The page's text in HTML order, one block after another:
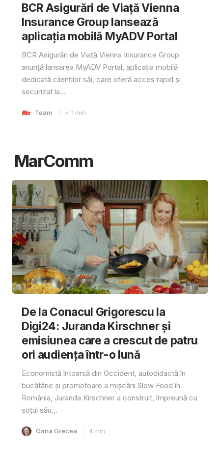
BCR Asigurări de Viață Vienna
Insurance Group lansează
aplicația mobilă MyADV Portal
BCR Asigurări de Viață Vienna Insurance Group
anunță lansarea MyADV Portal, aplicația mobilă
dedicată clienților săi, care oferă acces rapid și
securizat la...
Team < 1 min
MarComm
De la Conacul Grigorescu la
Digi24: Juranda Kirschner și
emisiunea care a crescut de patru
ori audiența într-o lună
Economistă întoarsă din Occident, autodidactă în
bucătărie și promotoare a mișcării Slow Food în
România, Juranda Kirschner a construit, împreună cu
soțul său...
Oana Grecea 4 min